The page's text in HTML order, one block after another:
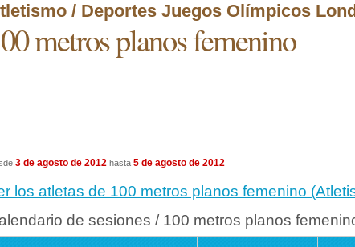
/ Deportes Juegos Olímpicos
metros planos femenino
3 de agosto de 2012 hasta 5 de agosto de 2012
los atletas de 100 metros planos femenino
de sesiones / 100 metros planos